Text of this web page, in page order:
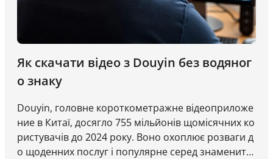
Як скачати відео з Douyin без водяног
о знаку
Douyin, головне короткометражне відеоприложе
ние в Китаї, досягло 755 мільйонів щомісячних ко
ристувачів до 2024 року. Воно охоплює розваги д
о щоденних послуг і популярне серед знаменито